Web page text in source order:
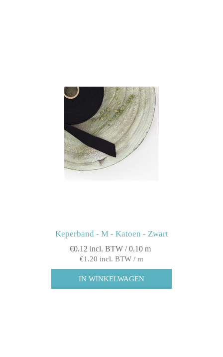
Keperband - M - Katoen - Zwart
€0.12 incl. BTW / 0.10 m
€1.20 incl. BTW / m